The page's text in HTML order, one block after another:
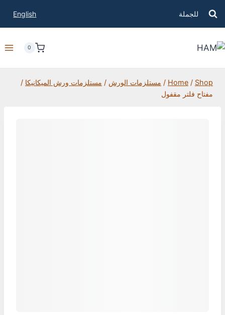
للجملة English
0
Home / Shop
/ مستلزمات الورش / مستلزمات ورش الميكانيكا /
مفتاح فلتر مقفول